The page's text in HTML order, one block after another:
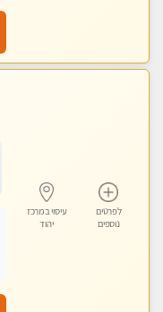
לפרטים
נוספים
עיסוי במרכז
יהוד